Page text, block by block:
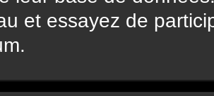
et essayez de